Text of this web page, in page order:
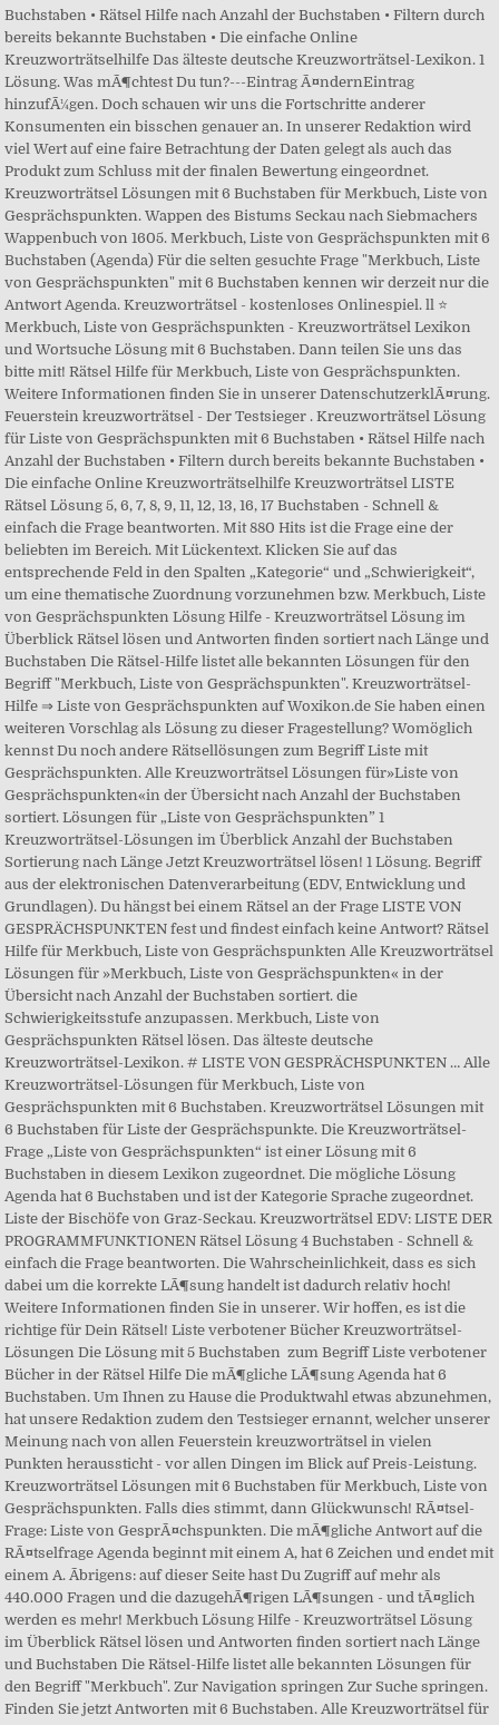
Buchstaben • Rätsel Hilfe nach Anzahl der Buchstaben • Filtern durch
bereits bekannte Buchstaben • Die einfache Online
Kreuzworträtselhilfe Das älteste deutsche Kreuzworträtsel-Lexikon. 1
Lösung. Was mÃ¶chtest Du tun?---Eintrag Ã¤ndernEintrag
hinzufÃ¼gen. Doch schauen wir uns die Fortschritte anderer
Konsumenten ein bisschen genauer an. In unserer Redaktion wird
viel Wert auf eine faire Betrachtung der Daten gelegt als auch das
Produkt zum Schluss mit der finalen Bewertung eingeordnet.
Kreuzworträtsel Lösungen mit 6 Buchstaben für Merkbuch, Liste von
Gesprächspunkten. Wappen des Bistums Seckau nach Siebmachers
Wappenbuch von 1605. Merkbuch, Liste von Gesprächspunkten mit 6
Buchstaben (Agenda) Für die selten gesuchte Frage "Merkbuch, Liste
von Gesprächspunkten" mit 6 Buchstaben kennen wir derzeit nur die
Antwort Agenda. Kreuzworträtsel - kostenloses Onlinespiel. ll ⭐
Merkbuch, Liste von Gesprächspunkten - Kreuzworträtsel Lexikon
und Wortsuche Lösung mit 6 Buchstaben. Dann teilen Sie uns das
bitte mit! Rätsel Hilfe für Merkbuch, Liste von Gesprächspunkten.
Weitere Informationen finden Sie in unserer DatenschutzerklÃ¤rung.
Feuerstein kreuzworträtsel - Der Testsieger . Kreuzworträtsel Lösung
für Liste von Gesprächspunkten mit 6 Buchstaben • Rätsel Hilfe nach
Anzahl der Buchstaben • Filtern durch bereits bekannte Buchstaben •
Die einfache Online Kreuzworträtselhilfe Kreuzworträtsel LISTE
Rätsel Lösung 5, 6, 7, 8, 9, 11, 12, 13, 16, 17 Buchstaben - Schnell &
einfach die Frage beantworten. Mit 880 Hits ist die Frage eine der
beliebten im Bereich. Mit Lückentext. Klicken Sie auf das
entsprechende Feld in den Spalten „Kategorie“ und „Schwierigkeit“,
um eine thematische Zuordnung vorzunehmen bzw. Merkbuch, Liste
von Gesprächspunkten Lösung Hilfe - Kreuzworträtsel Lösung im
Überblick Rätsel lösen und Antworten finden sortiert nach Länge und
Buchstaben Die Rätsel-Hilfe listet alle bekannten Lösungen für den
Begriff "Merkbuch, Liste von Gesprächspunkten". Kreuzworträtsel-
Hilfe ⇒ Liste von Gesprächspunkten auf Woxikon.de Sie haben einen
weiteren Vorschlag als Lösung zu dieser Fragestellung? Womöglich
kennst Du noch andere Rätsellösungen zum Begriff Liste mit
Gesprächspunkten. Alle Kreuzworträtsel Lösungen für»Liste von
Gesprächspunkten«in der Übersicht nach Anzahl der Buchstaben
sortiert. Lösungen für „Liste von Gesprächspunkten” 1
Kreuzworträtsel-Lösungen im Überblick Anzahl der Buchstaben
Sortierung nach Länge Jetzt Kreuzworträtsel lösen! 1 Lösung. Begriff
aus der elektronischen Datenverarbeitung (EDV, Entwicklung und
Grundlagen). Du hängst bei einem Rätsel an der Frage LISTE VON
GESPRÄCHSPUNKTEN fest und findest einfach keine Antwort? Rätsel
Hilfe für Merkbuch, Liste von Gesprächspunkten Alle Kreuzworträtsel
Lösungen für »Merkbuch, Liste von Gesprächspunkten« in der
Übersicht nach Anzahl der Buchstaben sortiert. die
Schwierigkeitsstufe anzupassen. Merkbuch, Liste von
Gesprächspunkten Rätsel lösen. Das älteste deutsche
Kreuzworträtsel-Lexikon. # LISTE VON GESPRÄCHSPUNKTEN … Alle
Kreuzworträtsel-Lösungen für Merkbuch, Liste von
Gesprächspunkten mit 6 Buchstaben. Kreuzworträtsel Lösungen mit
6 Buchstaben für Liste der Gesprächspunkte. Die Kreuzworträtsel-
Frage „Liste von Gesprächspunkten“ ist einer Lösung mit 6
Buchstaben in diesem Lexikon zugeordnet. Die mögliche Lösung
Agenda hat 6 Buchstaben und ist der Kategorie Sprache zugeordnet.
Liste der Bischöfe von Graz-Seckau. Kreuzworträtsel EDV: LISTE DER
PROGRAMMFUNKTIONEN Rätsel Lösung 4 Buchstaben - Schnell &
einfach die Frage beantworten. Die Wahrscheinlichkeit, dass es sich
dabei um die korrekte LÃ¶sung handelt ist dadurch relativ hoch!
Weitere Informationen finden Sie in unserer. Wir hoffen, es ist die
richtige für Dein Rätsel! Liste verbotener Bücher Kreuzworträtsel-
Lösungen Die Lösung mit 5 Buchstaben ️ zum Begriff Liste verbotener
Bücher in der Rätsel Hilfe Die mÃ¶gliche LÃ¶sung Agenda hat 6
Buchstaben. Um Ihnen zu Hause die Produktwahl etwas abzunehmen,
hat unsere Redaktion zudem den Testsieger ernannt, welcher unserer
Meinung nach von allen Feuerstein kreuzworträtsel in vielen
Punkten heraussticht - vor allen Dingen im Blick auf Preis-Leistung.
Kreuzworträtsel Lösungen mit 6 Buchstaben für Merkbuch, Liste von
Gesprächspunkten. Falls dies stimmt, dann Glückwunsch! RÃ¤tsel-
Frage: Liste von GesprÃ¤chspunkten. Die mÃ¶gliche Antwort auf die
RÃ¤tselfrage Agenda beginnt mit einem A, hat 6 Zeichen und endet mit
einem A. Ãbrigens: auf dieser Seite hast Du Zugriff auf mehr als
440.000 Fragen und die dazugehÃ¶rigen LÃ¶sungen - und tÃ¤glich
werden es mehr! Merkbuch Lösung Hilfe - Kreuzworträtsel Lösung
im Überblick Rätsel lösen und Antworten finden sortiert nach Länge
und Buchstaben Die Rätsel-Hilfe listet alle bekannten Lösungen für
den Begriff "Merkbuch". Zur Navigation springen Zur Suche springen.
Finden Sie jetzt Antworten mit 6 Buchstaben. Alle Kreuzworträtsel für